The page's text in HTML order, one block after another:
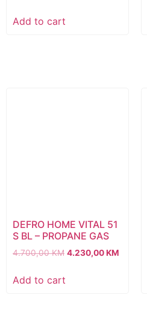
Add to cart
DEFRO HOME VITAL 51
S BL – PROPANE GAS
4.700,00KM 4.230,00KM
Add to cart